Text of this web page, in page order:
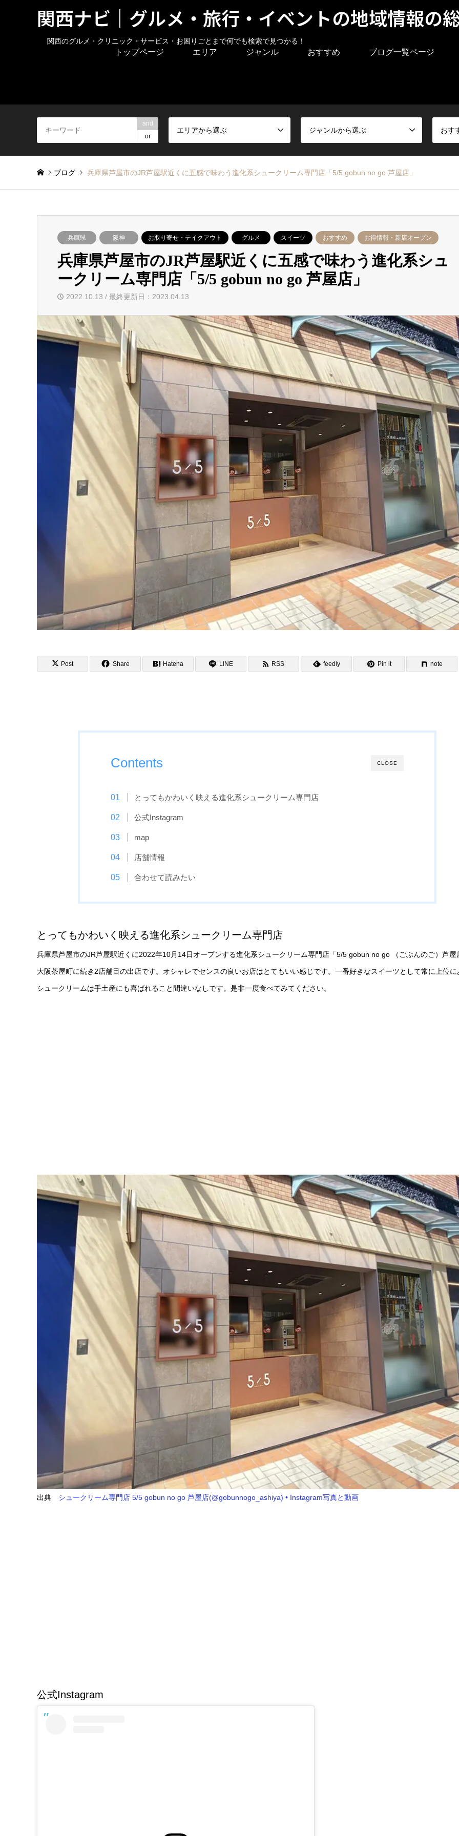
関西ナビ｜グルメ・旅行・イベントの地域情報の
関西のグルメ・クリニック・サービス・お困りごとまで何でも検索で見つかる！
トップページ エリア ジャンル おすすめ ブログ一覧ページ
and
or
エリアから選ぶ ジャンルから選ぶ おす
ブログ 兵庫県芦屋市のJR芦屋駅近くに五感で味わう進化系シュークリーム専門店「5/5 gobun no go 芦屋店」
兵庫県 阪神 お取り寄せ・テイクアウト グルメ スイーツ おすすめ お得情報・新店オープン
兵庫県芦屋市のJR芦屋駅近くに五感で味わう進化系シュ
ークリーム専門店「5/5 gobun no go 芦屋店」
2022.10.13 / 最終更新日：2023.04.13
Post Share Hatena LINE RSS feedly Pin it note
CLOSE
Contents
とってもかわいく映える進化系シュークリーム専門店
公式Instagram
map
店舗情報
合わせて読みたい
とってもかわいく映える進化系シュークリーム専門店
兵庫県芦屋市のJR芦屋駅近くに2022年10月14日オープンする進化系シュークリーム専門店「5/5 gobun no go （ごぶんのご）芦屋
大阪茶屋町に続き2店舗目の出店です。オシャレでセンスの良いお店はとてもいい感じです。一番好きなスイーツとして常に上位に
シュークリームは手土産にも喜ばれること間違いなしです。是非一度食べてみてください。
出典 シュークリーム専門店 5/5 gobun no go 芦屋店(@gobunnogo_ashiya) • Instagram写真と動画
公式Instagram